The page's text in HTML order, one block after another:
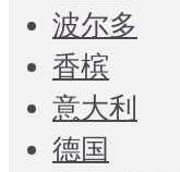
波尔多
香槟
意大利
德国